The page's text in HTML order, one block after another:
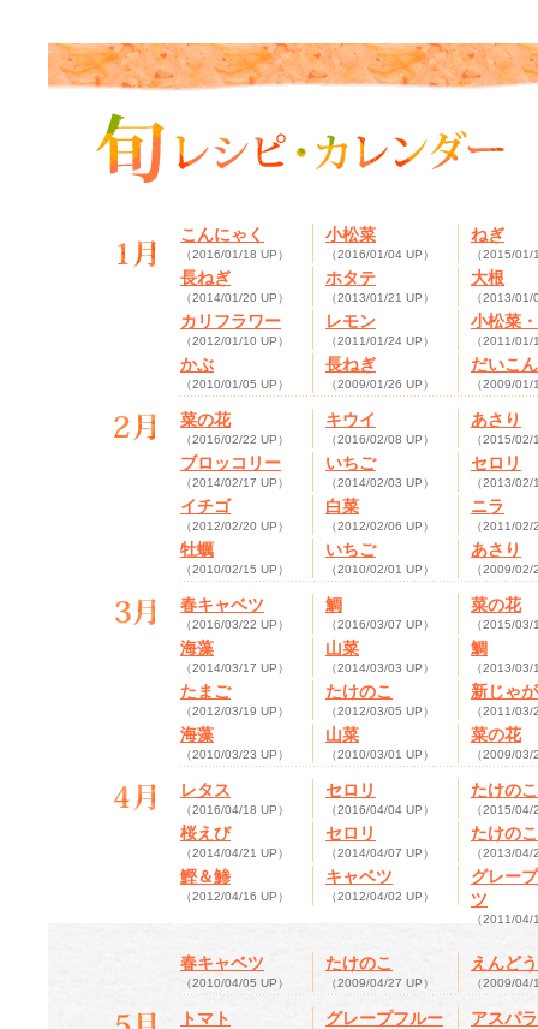
こんにゃく
（2016/01/18 UP）
小松菜
（2016/01/04 UP）
ねぎ
（2015/01/
長ねぎ
（2014/01/20 UP）
ホタテ
（2013/01/21 UP）
大根
（2013/01/
カリフラワー
（2012/01/10 UP）
レモン
（2011/01/24 UP）
小松菜
（2011/01/
かぶ
（2010/01/05 UP）
長ねぎ
（2009/01/26 UP）
だいこん
（2009/01/
菜の花
（2016/02/22 UP）
キウイ
（2016/02/08 UP）
あさり
（2015/02/
ブロッコリー
（2014/02/17 UP）
いちご
（2014/02/03 UP）
セロリ
（2013/02/
イチゴ
（2012/02/20 UP）
白菜
（2012/02/06 UP）
ニラ
（2011/02/
牡蠣
（2010/02/15 UP）
いちご
（2010/02/01 UP）
あさり
（2009/02/
春キャベツ
（2016/03/22 UP）
鯛
（2016/03/07 UP）
菜の花
（2015/03/
海藻
（2014/03/17 UP）
山菜
（2014/03/03 UP）
鯛
（2013/03/
たまご
（2012/03/19 UP）
たけのこ
（2012/03/05 UP）
新じゃ
（2011/03/
海藻
（2010/03/23 UP）
山菜
（2010/03/01 UP）
菜の花
（2009/03/
レタス
（2016/04/18 UP）
セロリ
（2016/04/04 UP）
たけのこ
（2015/04/
桜えび
（2014/04/21 UP）
セロリ
（2014/04/07 UP）
たけのこ
（2013/04/
鰹＆鯵
（2012/04/16 UP）
キャベツ
（2012/04/02 UP）
グレー
ツ
（2011/04/
春キャベツ
（2010/04/05 UP）
たけのこ
（2009/04/27 UP）
えんど
（2009/04/
トマト
グレープフルー
アスパ